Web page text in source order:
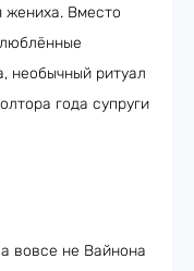
жениха. Вместо
необычный ритуал
года супруги
вовсе не Вайнона